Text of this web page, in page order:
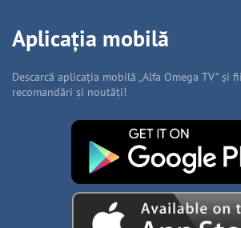
Aplicația mobilă
Descarcă aplicația mobilă „Alfa Omega TV” și
recomandări și noutăți!